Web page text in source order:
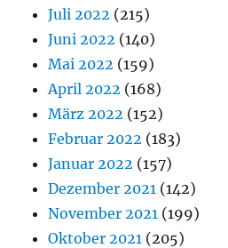
Juli 2022 (215)
Juni 2022 (140)
Mai 2022 (159)
April 2022 (168)
März 2022 (152)
Februar 2022 (183)
Januar 2022 (157)
Dezember 2021 (142)
November 2021 (199)
Oktober 2021 (205)